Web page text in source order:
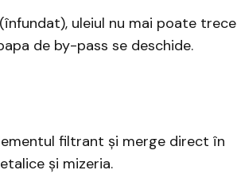
uleiul nu mai poate trece
de by-pass se deschide.
filtrant și merge direct în
și mizeria.